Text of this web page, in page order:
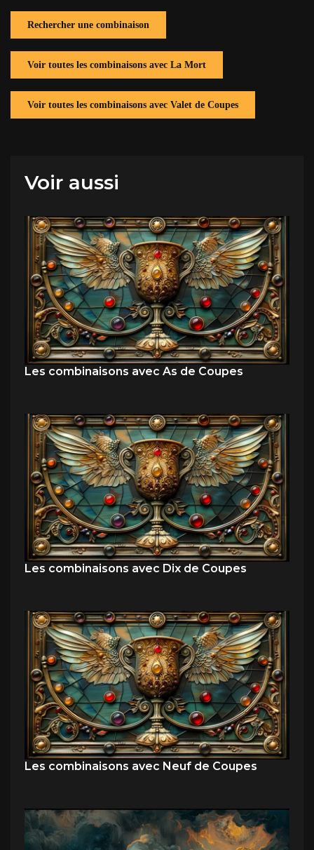
Rechercher une combinaison
Voir toutes les combinaisons avec La Mort
Voir toutes les combinaisons avec Valet de Coupes
Voir aussi
Les combinaisons avec As de Coupes
Les combinaisons avec Dix de Coupes
Les combinaisons avec Neuf de Coupes